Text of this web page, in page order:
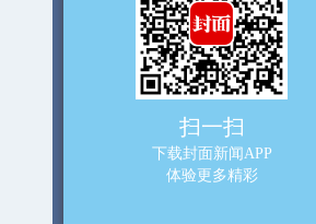
扫一扫
下载封面新闻APP
体验更多精彩